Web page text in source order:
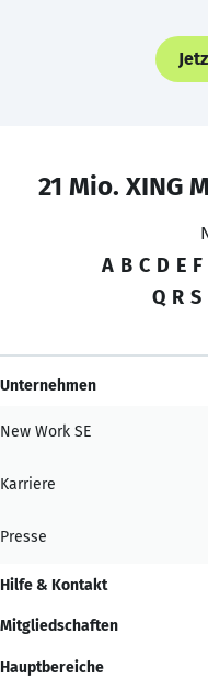
21 Mio. XING
A B C D E F
Q R S
Unternehmen
New Work SE
Karriere
Presse
Hilfe & Kontakt
Mitgliedschaften
Hauptbereiche